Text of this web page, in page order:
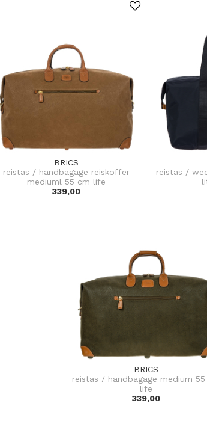
BRICS
reistas / handbagage reiskoffer
mediuml 55 cm life
339,00
reistas /
BRICS
reistas / handbagage medium
life
339,00